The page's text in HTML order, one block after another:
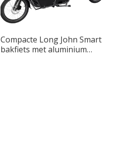
Compacte Long John Smart
bakfiets met aluminium